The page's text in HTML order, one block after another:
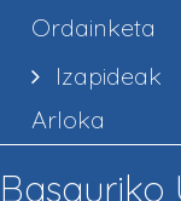
Ordainketa
Izapideak
Arloka
Basauriko